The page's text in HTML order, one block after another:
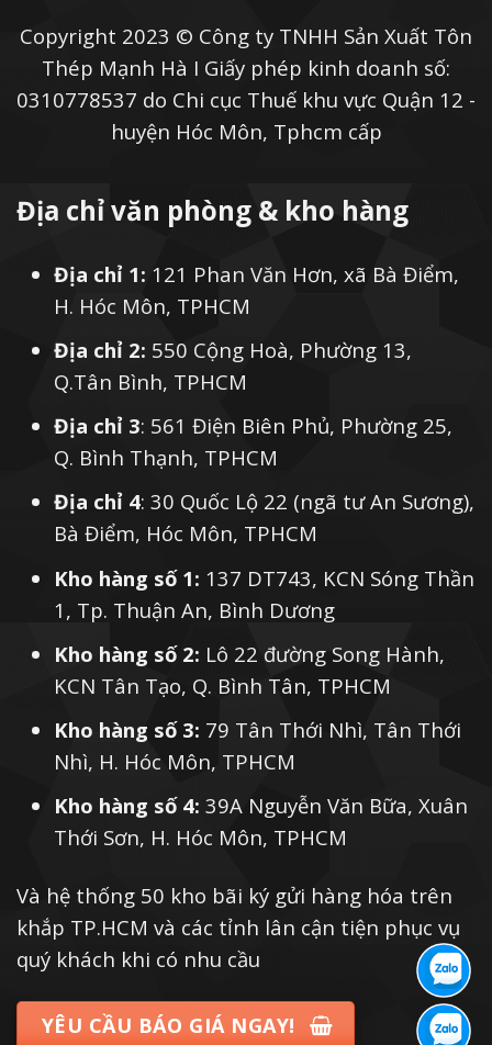
Copyright 2023 © Công ty TNHH Sản Xuất Tôn
Thép Mạnh Hà I Giấy phép kinh doanh số:
0310778537 do Chi cục Thuế khu vực Quận 12 -
huyện Hóc Môn, Tphcm cấp
Địa chỉ văn phòng & kho hàng
Địa chỉ 1: 121 Phan Văn Hơn, xã Bà Điểm,
H. Hóc Môn, TPHCM
Địa chỉ 2: 550 Cộng Hoà, Phường 13,
Q.Tân Bình, TPHCM
Địa chỉ 3: 561 Điện Biên Phủ, Phường 25,
Q. Bình Thạnh, TPHCM
Địa chỉ 4: 30 Quốc Lộ 22 (ngã tư An Sương),
Bà Điểm, Hóc Môn, TPHCM
Kho hàng số 1: 137 DT743, KCN Sóng Thần
1, Tp. Thuận An, Bình Dương
Kho hàng số 2: Lô 22 đường Song Hành,
KCN Tân Tạo, Q. Bình Tân, TPHCM
Kho hàng số 3: 79 Tân Thới Nhì, Tân Thới
Nhì, H. Hóc Môn, TPHCM
Kho hàng số 4: 39A Nguyễn Văn Bữa, Xuân
Thới Sơn, H. Hóc Môn, TPHCM
Và hệ thống 50 kho bãi ký gửi hàng hóa trên
khắp TP.HCM và các tỉnh lân cận tiện phục vụ
quý khách khi có nhu cầu
YÊU CẦU BÁO GIÁ NGAY!